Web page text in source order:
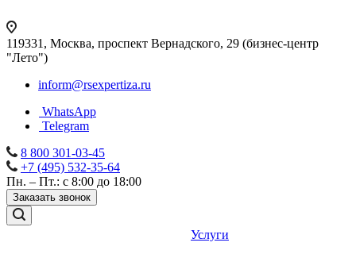
119331, Москва, проспект Вернадского, 29 (бизнес-центр
"Лето")
inform@rsexpertiza.ru
WhatsApp
Telegram
8 800 301-03-45
+7 (495) 532-35-64
Пн. – Пт.: с 8:00 до 18:00
Заказать звонок
Услуги